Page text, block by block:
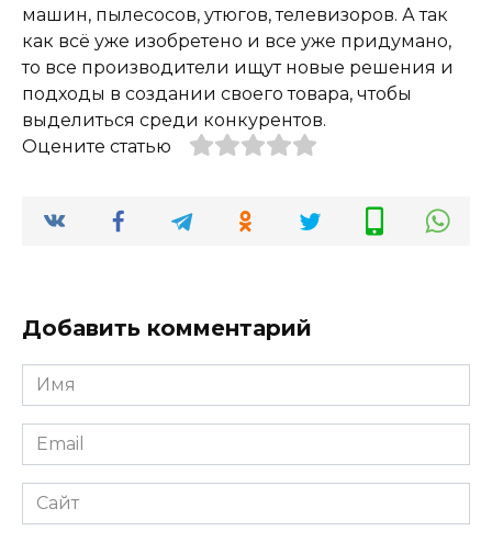
машин, пылесосов, утюгов, телевизоров. А так
как всё уже изобретено и все уже придумано,
то все производители ищут новые решения и
подходы в создании своего товара, чтобы
выделиться среди конкурентов.
Оцените статью
Добавить комментарий
Имя
*
Email
*
Сайт